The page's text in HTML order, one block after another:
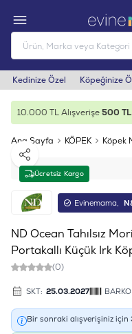
Kedinize Özel Köpeğinize
10.000 TL Alışverişe500 TL
Ana Sayfa KÖPEK Köpek
Ücretsiz Kargo
Paylaş
Evinemama,
ND Ocean Tahılsız
Portakallı Küçük Irk
(0)
SKT: 25.03.2027
Bir sonraki alışverişiniz için